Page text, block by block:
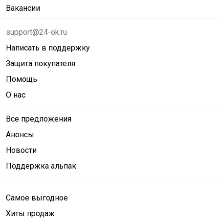
Вакансии
support@24-ok.ru
Написать в поддержку
Защита покупателя
Помощь
О нас
Все предложения
Анонсы
Новости
Поддержка альпак
Самое выгодное
Хиты продаж